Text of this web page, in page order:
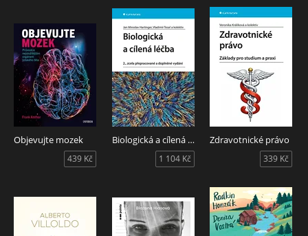
Objevujte mozek
439 Kč
Biologická a cílená léčba
1 104 Kč
Zdravotnické právo
339 Kč